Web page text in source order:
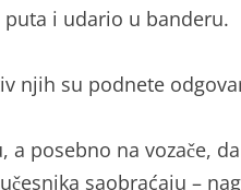
puta i udario u banderu.
njih su podnete
a posebno na vozače,
saobraćaju –